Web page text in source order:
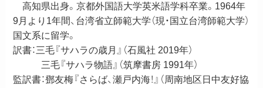
高知県出身。京都外国語大学英米語学科卒業。1964年
9月より1年間、台湾省立師範大学（現・国立台湾師範大学）
国文系に留学。
訳書：三毛『サハラの歳月』（石風社 2019年）
三毛『サハラ物語』（筑摩書房 1991年）
監訳書：鄧友梅『さらば、瀬戸内海！』（周南地区日中友好協